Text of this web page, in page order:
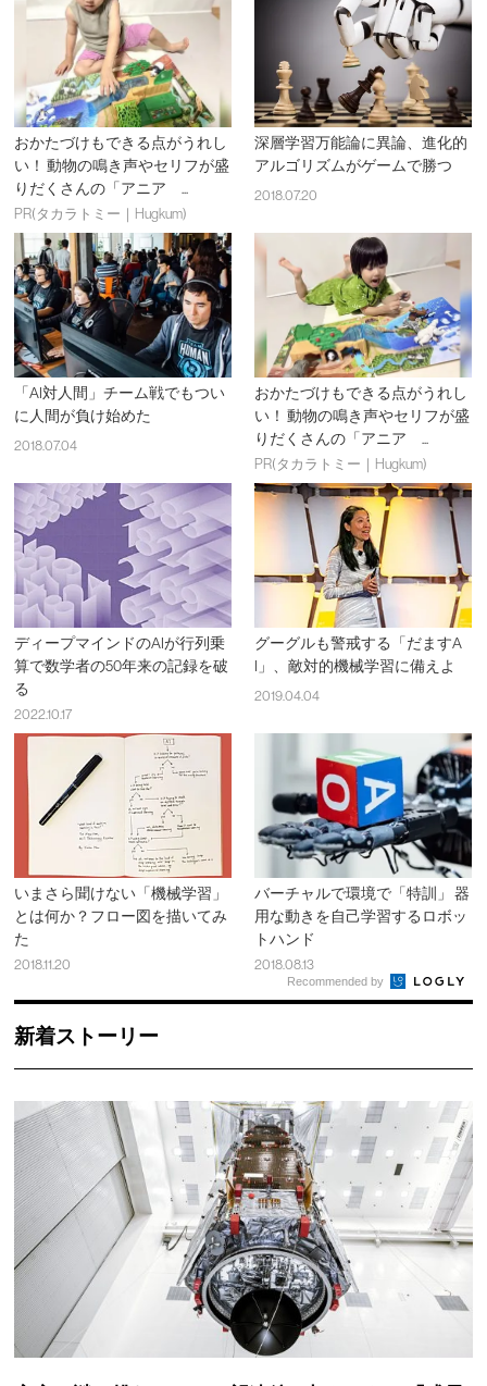
おかたづけもできる点がうれし
い！ 動物の鳴き声やセリフが盛
りだくさんの「アニア ...
PR(タカラトミー｜Hugkum)
深層学習万能論に異論、進化的
アルゴリズムがゲームで勝つ
2018.07.20
「AI対人間」チーム戦でもつい
に人間が負け始めた
2018.07.04
おかたづけもできる点がうれし
い！ 動物の鳴き声やセリフが盛
りだくさんの「アニア ...
PR(タカラトミー｜Hugkum)
ディープマインドのAIが行列乗
算で数学者の50年来の記録を破
る
2022.10.17
グーグルも警戒する「だますA
I」、敵対的機械学習に備えよ
2019.04.04
いまさら聞けない「機械学習」
とは何か？フロー図を描いてみ
た
2018.11.20
バーチャルで環境で「特訓」 器
用な動きを自己学習するロボッ
トハンド
2018.08.13
Recommended by
新着ストーリー